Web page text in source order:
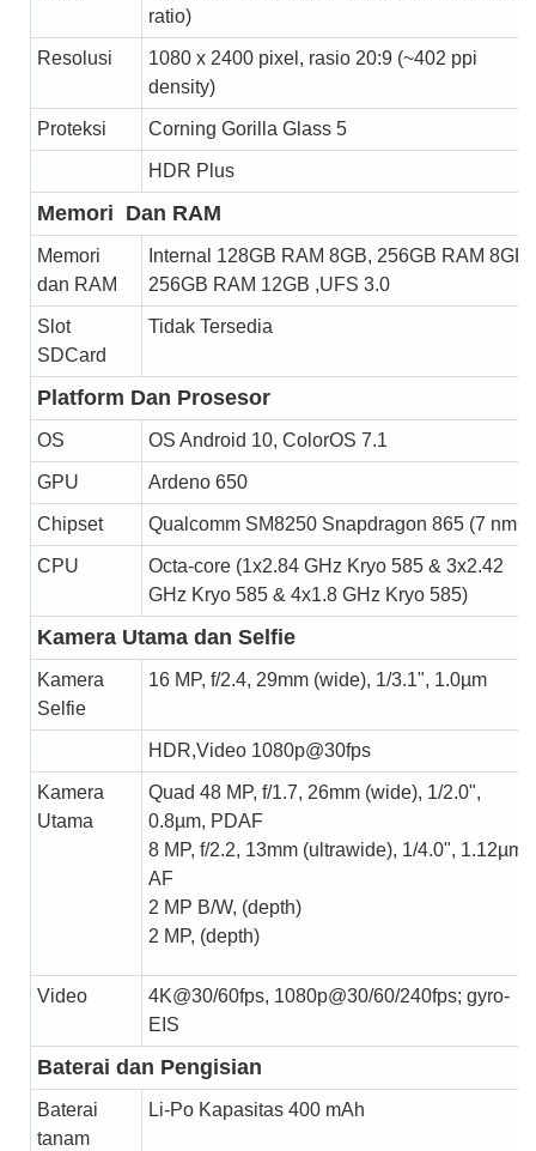
ratio)
Resolusi
1080 x 2400 pixel, rasio 20:9 (~402 ppi
density)
Proteksi Corning Gorilla Glass 5
HDR Plus
Memori Dan RAM
Memori
dan RAM
Internal 128GB RAM 8GB, 256GB RAM 8GB,
256GB RAM 12GB ,UFS 3.0
Slot
SDCard
Tidak Tersedia
Platform Dan Prosesor
OS OS Android 10, ColorOS 7.1
GPU Ardeno 650
Chipset Qualcomm SM8250 Snapdragon 865 (7 nm+)
CPU
Octa-core (1x2.84 GHz Kryo 585 & 3x2.42
GHz Kryo 585 & 4x1.8 GHz Kryo 585)
Kamera Utama dan Selfie
Kamera
Selfie
16 MP, f/2.4, 29mm (wide), 1/3.1", 1.0µm
HDR,Video 1080p@30fps
Kamera
Utama
Quad 48 MP, f/1.7, 26mm (wide), 1/2.0",
0.8µm, PDAF
8 MP, f/2.2, 13mm (ultrawide), 1/4.0", 1.12µm,
AF
2 MP B/W, (depth)
2 MP, (depth)
Video
4K@30/60fps, 1080p@30/60/240fps; gyro-
EIS
Baterai dan Pengisian
Baterai
tanam
Li-Po Kapasitas 400 mAh